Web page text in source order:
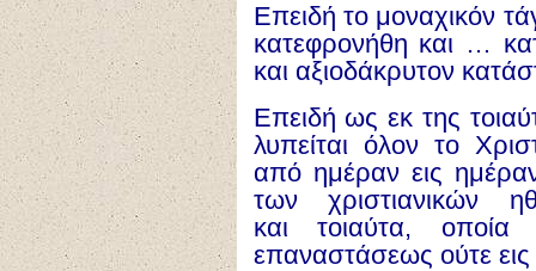
Επειδή το μοναχικόν
κατεφρονήθη και …
και αξιοδάκρυτον
Επειδή ως εκ της
λυπείται όλον το
από ημέραν εις
των
και τοιαύτα,
επαναστάσεως ούτε